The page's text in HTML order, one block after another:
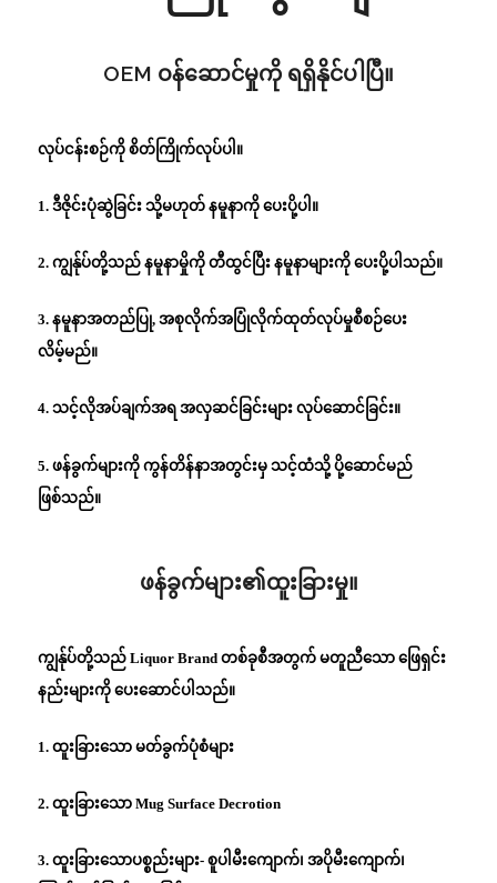
OEM ဝန်ဆောင်မှုကို ရရှိနိုင်ပါပြီ။
လုပ်ငန်းစဉ်ကို စိတ်ကြိုက်လုပ်ပါ။
1. ဒီဇိုင်းပုံဆွဲခြင်း သို့မဟုတ် နမူနာကို ပေးပို့ပါ။
2. ကျွန်ုပ်တို့သည် နမူနာမှိုကို တီထွင်ပြီး နမူနာများကို ပေးပို့ပါသည်။
3. နမူနာအတည်ပြု, အစုလိုက်အပြုံလိုက်ထုတ်လုပ်မှုစီစဉ်ပေး
လိမ့်မည်။
4. သင့်လိုအပ်ချက်အရ အလှဆင်ခြင်းများ လုပ်ဆောင်ခြင်း။
5. ဖန်ခွက်များကို ကွန်တိန်နာအတွင်းမှ သင့်ထံသို့ ပို့ဆောင်မည်
ဖြစ်သည်။
ဖန်ခွက်များ၏ထူးခြားမှု။
ကျွန်ုပ်တို့သည် Liquor Brand တစ်ခုစီအတွက် မတူညီသော ဖြေရှင်း
နည်းများကို ပေးဆောင်ပါသည်။
1. ထူးခြားသော မတ်ခွက်ပုံစံများ
2. ထူးခြားသော Mug Surface Decrotion
3. ထူးခြားသောပစ္စည်းများ- စူပါမီးကျောက်၊ အပိုမီးကျောက်၊